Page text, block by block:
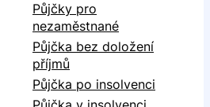
Půjčky pro
nezaměstnané
Půjčka bez doložení
příjmů
Půjčka po insolvenci